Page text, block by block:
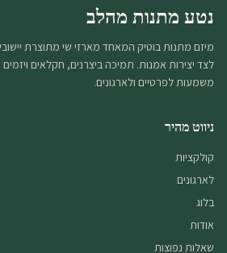
נטע מתנות מהלב
מיזם מתנות בוטיק המאחד מארזי שי מתוצרת
לצד יצירות אמנות. תמיכה ביצרנים, חקלאים
משמעות לפרטיים ולארגונים.
ניווט מהיר
קולקציות
לארגונים
בלוג
אודות
שאלות נפוצות